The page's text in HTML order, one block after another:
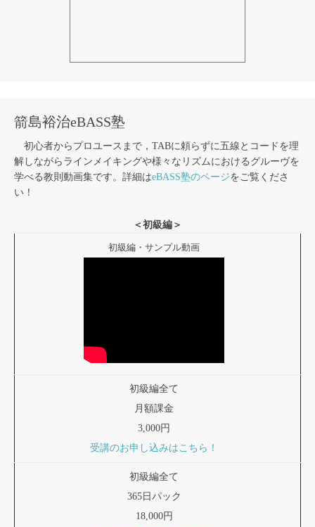
箭島裕治eBASS塾
初心者からプロユースまで，TABに頼らずに五線とコードを理
解しながらラインメイキングや様々なリズムにおけるグルーヴを
学べる教則動画集です。詳細はeBASS塾のページをご覧くださ
い！
＜初級編＞
初級編・サンプル動画
初級編全て
月額課金
3,000円
受講のお申し込みはこちら！
初級編全て
365日パック
18,000円